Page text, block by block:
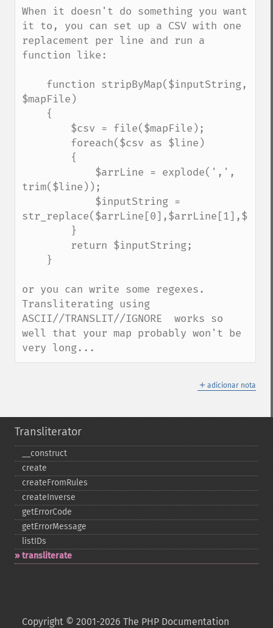
When it doesn't do something you want
it to, you can set up a CSV with one
replacement per line and run a
function like:
$mapFile)
trim($line));
or you can write some regexes.
Transliterating using
ASCII//TRANSLIT//IGNORE  works so
well that your map probably won't be
very long...
＋ adicionar nota
Transliterator
_​_​construct
create
createFromRules
createInverse
getErrorCode
getErrorMessage
listIDs
transliterate
Copyright © 2001-2026 The PHP Documentation